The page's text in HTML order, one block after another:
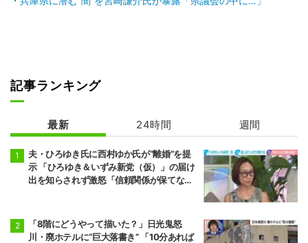
記事ランキング
最新 24時間 週間
夫・ひろゆき氏に西村ゆか氏が“離婚”を提
示 「ひろゆき＆いずみ新党（仮）」の届け
出を知らされず激怒「信頼関係が保てない
「8階にどうやって描いた？」日光鬼怒
川・廃ホテルに“巨大落書き” 「10分あれば